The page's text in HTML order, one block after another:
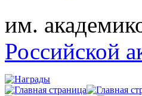
им.
Российской